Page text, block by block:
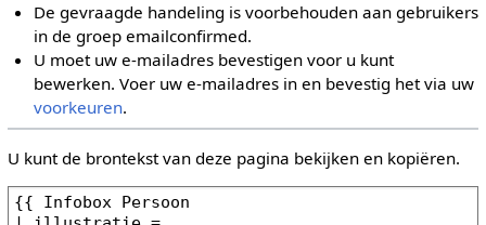
De gevraagde handeling is voorbehouden aan gebruikers
in de groep emailconfirmed.
U moet uw e-mailadres bevestigen voor u kunt
bewerken. Voer uw e-mailadres in en bevestig het via uw
voorkeuren.
U kunt de brontekst van deze pagina bekijken en kopiëren.